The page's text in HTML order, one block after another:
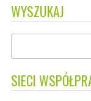
WYSZUKAJ
SIECI